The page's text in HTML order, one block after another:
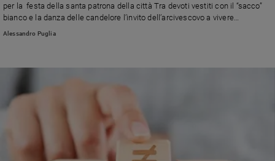
per la festa della santa patrona della città Tra devoti vestiti con il “sacco”
bianco e la danza delle candelore l’invito dell’arcivescovo a vivere
sant’Agata come una festa di fede. La denuncia di una cultura irrispettosa
Alessandro Puglia